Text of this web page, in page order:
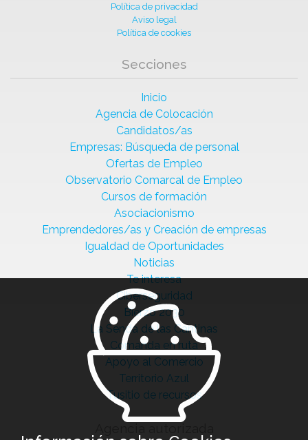
Política de privacidad
Aviso legal
Política de cookies
Secciones
Inicio
Agencia de Colocación
Candidatos/as
Empresas: Búsqueda de personal
Ofertas de Empleo
Observatorio Comarcal de Empleo
Cursos de formación
Asociacionismo
Emprendedores/as y Creación de empresas
Igualdad de Oportunidades
Noticias
Te interesa
Ciberseguridad
Bierzo 2030
La Senda de las Cantinas
Comanda en ruta
Apoyo al Comercio
Territorio Azul
Tusitio de recursos